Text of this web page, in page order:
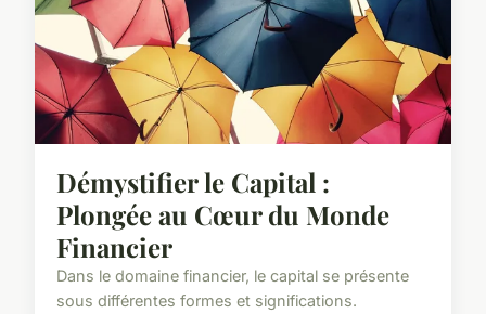
Démystifier le Capital :
Plongée au Cœur du Monde
Financier
Dans le domaine financier, le capital se présente
sous différentes formes et significations.